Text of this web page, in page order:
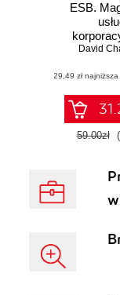
ESB.
David
(29,49 zł
59.00zł